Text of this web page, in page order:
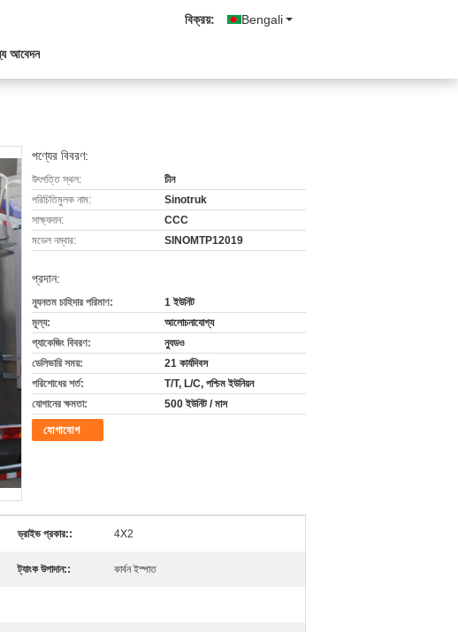
Bengali
বিক্রয়:
আবেদন
পণ্যের বিবরণ:
উৎপত্তি স্থল:
চীন
পরিচিতিমুলক নাম:
Sinotruk
সাক্ষ্যদান:
CCC
মডেল নম্বার:
SINOMTP12019
প্রদান:
ন্যূনতম চাহিদার পরিমাণ:
1 ইউনিট
মূল্য:
আলোচনাযোগ্য
প্যাকেজিং বিবরণ:
ন্যুডও
ডেলিভারি সময়:
21 কার্যদিবস
পরিশোধের শর্ত:
T/T, L/C, পশ্চিম ইউনিয়ন
যোগানের ক্ষমতা:
500 ইউনিট / মাস
যোগাযোগ
ড্রাইভ প্রকার:: 4X2
ট্যাংক উপাদান:: কার্বন ইস্পাত